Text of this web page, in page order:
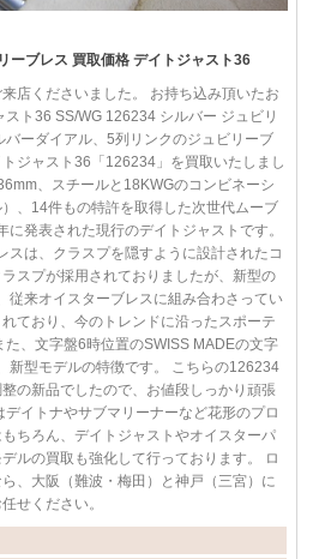
ーブレス 買取価格 デイトジャスト36
店くださいました。 お持ち込み頂いたお
ト36 SS/WG 126234 シルバー ジュビリ
ジャスト36「126234」を買取いたしまし
、14件もの特許を取得した次世代ムーブ
発表された現行のデイトジャストです。
スは、クラスプを隠すように設計されたコ
スプが採用されておりましたが、新型の
従来オイスターブレスに組み合わさってい
ており、今のトレンドに沿ったスポーテ
ルの特徴です。 こちらの126234
の新品でしたので、お値段しっかり頑張
ちろん、デイトジャストやオイスターパ
の買取も強化して行っております。 ロ
、大阪（難波・梅田）と神戸（三宮）に
せください。